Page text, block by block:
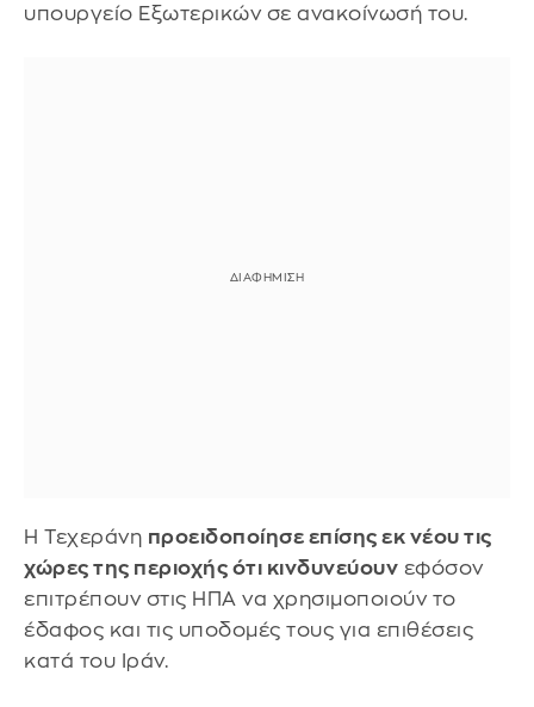
υπουργείο Εξωτερικών σε ανακοίνωσή του.
Η Τεχεράνη προειδοποίησε επίσης εκ νέου τις
χώρες της περιοχής ότι κινδυνεύουν εφόσον
επιτρέπουν στις ΗΠΑ να χρησιμοποιούν το
έδαφος και τις υποδομές τους για επιθέσεις
κατά του Ιράν.